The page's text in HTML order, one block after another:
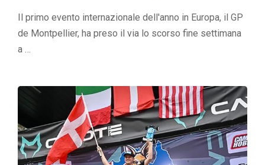
Il primo evento internazionale dell'anno in Europa, il GP
de Montpellier, ha preso il via lo scorso fine settimana
a …